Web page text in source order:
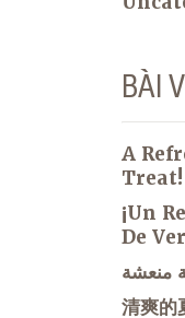
BÀI
A
Treat!
¡Un
De
清爽的